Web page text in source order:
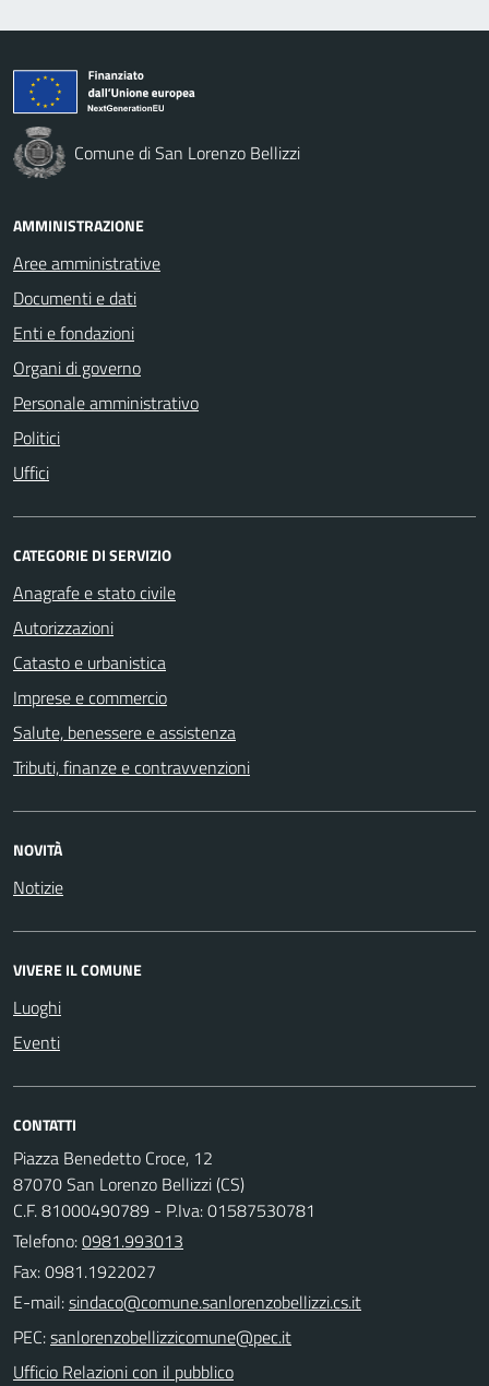
Comune di San Lorenzo Bellizzi
AMMINISTRAZIONE
Aree amministrative
Documenti e dati
Enti e fondazioni
Organi di governo
Personale amministrativo
Politici
Uffici
CATEGORIE DI SERVIZIO
Anagrafe e stato civile
Autorizzazioni
Catasto e urbanistica
Imprese e commercio
Salute, benessere e assistenza
Tributi, finanze e contravvenzioni
NOVITÀ
Notizie
VIVERE IL COMUNE
Luoghi
Eventi
CONTATTI
Piazza Benedetto Croce, 12
87070 San Lorenzo Bellizzi (CS)
C.F. 81000490789 - P.Iva: 01587530781
Telefono:0981.993013
Fax: 0981.1922027
E-mail:
PEC:
Ufficio Relazioni con il pubblico